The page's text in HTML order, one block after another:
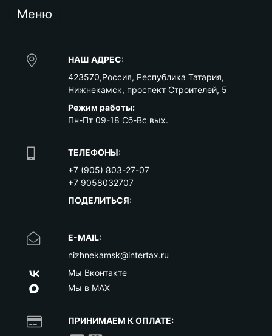
Меню
НАШ АДРЕС:
423570,Россия, Республика Татария,
Нижнекамск, проспект Строителей, 5
Режим работы:
Пн-Пт 09-18 Сб-Вс вых.
ТЕЛЕФОНЫ:
+7 (905) 803-27-07
+7 9058032707
ПОДЕЛИТЬСЯ:
E-MAIL:
nizhnekamsk@intertax.ru
Мы Вконтакте
Мы в MAX
ПРИНИМАЕМ К ОПЛАТЕ: